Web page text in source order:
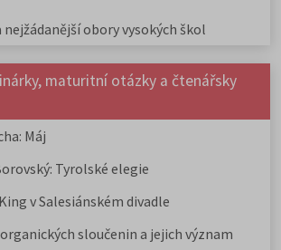
obory vysokých škol
maturitní otázky a čtenářsky
Máj
Tyrolské elegie
v Salesiánském divadle
sloučenin a jejich význam